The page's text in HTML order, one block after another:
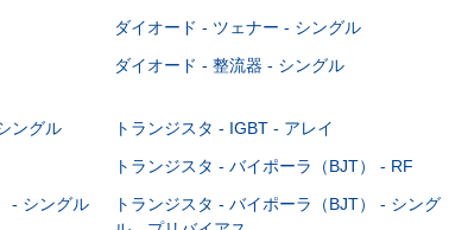
ダイオード - ツェナー - シングル
ダイオード - 整流器 - シングル
ングル トランジスタ - IGBT - アレイ
トランジスタ - バイポーラ（BJT） - RF
- シングル
トランジスタ - バイポーラ（BJT） - シング